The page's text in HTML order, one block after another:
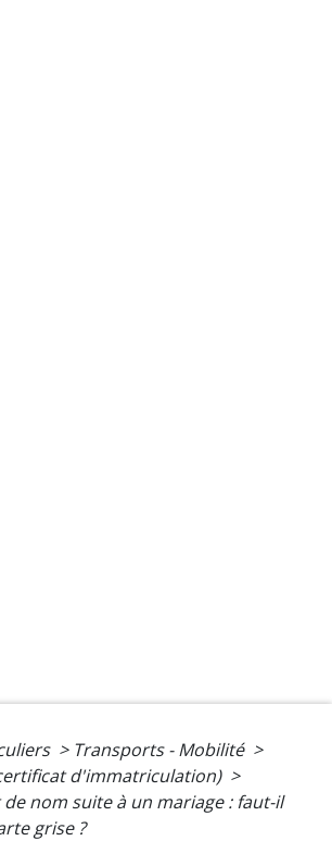
> Transports - Mobilité >
d'immatriculation) >
de nom suite à un mariage : faut-il
grise ?